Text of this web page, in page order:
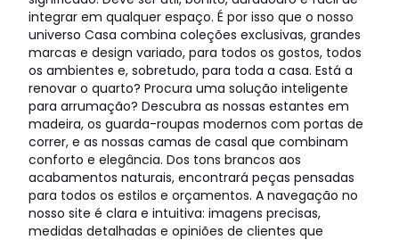
integrar em qualquer espaço. É por isso que o nosso
universo Casa combina coleções exclusivas, grandes
marcas e design variado, para todos os gostos, todos
os ambientes e, sobretudo, para toda a casa. Está a
renovar o quarto? Procura uma solução inteligente
para arrumação? Descubra as nossas estantes em
madeira, os guarda-roupas modernos com portas de
correr, e as nossas camas de casal que combinam
conforto e elegância. Dos tons brancos aos
acabamentos naturais, encontrará peças pensadas
para todos os estilos e orçamentos. A navegação no
nosso site é clara e intuitiva: imagens precisas,
medidas detalhadas e opiniões de clientes que